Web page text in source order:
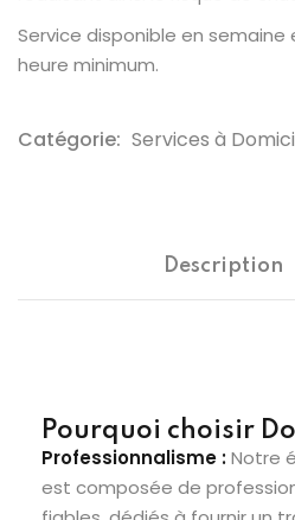
Service disponible en semaine
heure minimum.
Catégorie: Services à
Description
Pourquoi choisir
Professionnalisme :Notre
est composée de